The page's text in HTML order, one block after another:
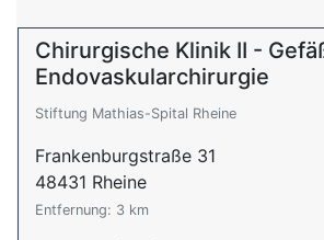
Chirurgische Klinik II -
Endovaskularchirurgie
Stiftung Mathias-Spital Rheine
Frankenburgstraße 31
48431 Rheine
Entfernung: 3 km